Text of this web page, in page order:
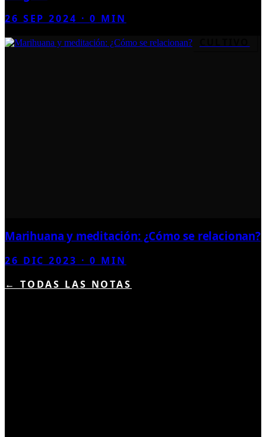
26 SEP 2024 ·0 MIN
Marihuana y meditación: ¿Cómo se relacionan?
26 DIC 2023 ·0 MIN
← TODAS LAS NOTAS